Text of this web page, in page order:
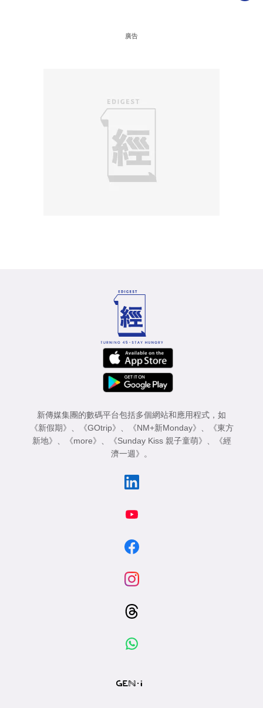
廣告
新傳媒集團的數碼平台包括多個網站和應用程式，如
《新假期》
《GOtrip》 《NM+新Monday》
《東方
新地》
《more》 《Sunday Kiss 親子童萌》
《經
濟一週》
。